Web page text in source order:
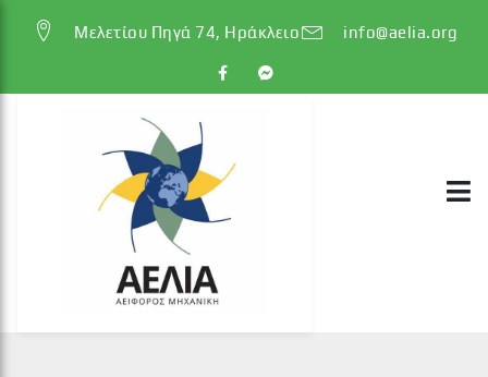
Μελετίου Πηγά 74, Ηράκλειο info@aelia.org